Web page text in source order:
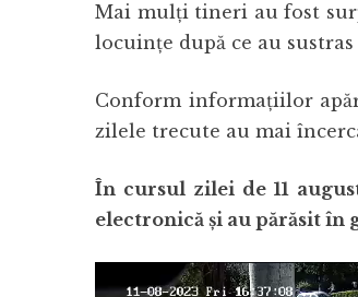
Mai mulți tineri au fost
locuințe după ce au
Conform informațiilor
zilele trecute au mai
În cursul zilei de 11
electronică și au părăsit în